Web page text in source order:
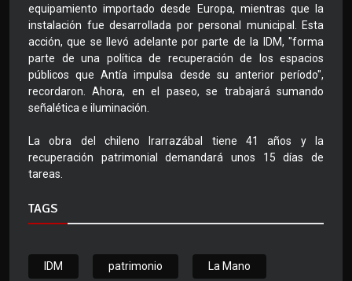
equipamiento importado desde Europa, mientras que la
instalación fue desarrollada por personal municipal. Esta
acción, que se llevó adelante por parte de la IDM, "forma
parte de una política de recuperación de los espacios
públicos que Antía impulsa desde su anterior período",
recordaron. Ahora, en el paseo, se trabajará sumando
señalética e iluminación.
La obra del chileno Irarrazábal tiene 41 años y la
recuperación patrimonial demandará unos 15 días de
tareas.
TAGS
IDM patrimonio La Mano